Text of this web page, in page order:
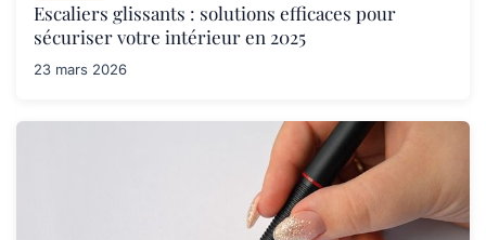
Escaliers glissants : solutions efficaces pour
sécuriser votre intérieur en 2025
23 mars 2026